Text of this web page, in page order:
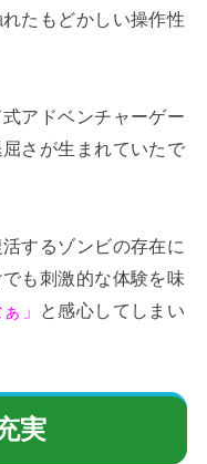
たもどかしい操作性
アドベンチャーゲー
さが生まれていたで
するゾンビの存在に
も刺激的な体験を味
」
と感心してしまい
実